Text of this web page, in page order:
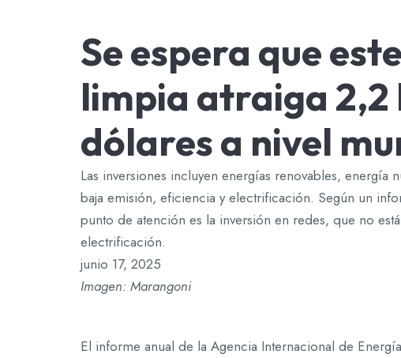
Se espera que
limpia atraiga 2,2
dólares a nivel
Las inversiones incluyen energías renovables,
baja emisión, eficiencia y electrificación. Según un
punto de atención es la inversión en redes, que no
electrificación.
junio 17, 2025
Imagen: Marangoni
El informe anual de la Agencia Internacional de